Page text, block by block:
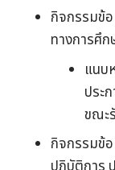
กิจกรรมข้
ทางการศึก
แนบ
ประ
ขณะ
กิจกรรมข้อ